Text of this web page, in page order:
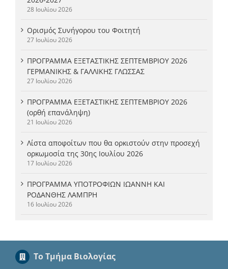
28 Ιουλίου 2026
Ορισμός Συνήγορου του Φοιτητή
27 Ιουλίου 2026
ΠΡΟΓΡΑΜΜΑ ΕΞΕΤΑΣΤΙΚΗΣ ΣΕΠΤΕΜΒΡΙΟΥ 2026
ΓΕΡΜΑΝΙΚΗΣ & ΓΑΛΛΙΚΗΣ ΓΛΩΣΣΑΣ
27 Ιουλίου 2026
ΠΡΟΓΡΑΜΜΑ ΕΞΕΤΑΣΤΙΚΗΣ ΣΕΠΤΕΜΒΡΙΟΥ 2026
(ορθή επανάληψη)
21 Ιουλίου 2026
Λίστα αποφοίτων που θα ορκιστούν στην προσεχή
ορκωμοσία της 30ης Ιουλίου 2026
17 Ιουλίου 2026
ΠΡΟΓΡΑΜΜΑ ΥΠΟΤΡΟΦΙΩΝ ΙΩΑΝΝΗ ΚΑΙ
ΡΟΔΑΝΘΗΣ ΛΑΜΠΡΗ
16 Ιουλίου 2026
Το Τμήμα Βιολογίας